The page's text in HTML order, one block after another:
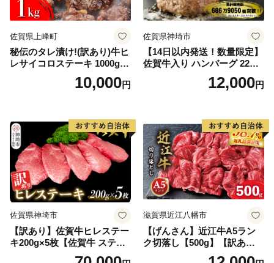
佐賀県上峰町
秘伝のタレ漬け!(訳あり)牛ヒ
レサイコロステーキ 1000g
10,000円
佐賀県神埼市
【14日以内発送！数量限定】
佐賀牛入り ハンバーグ 22個
2.6kg(120g×22個)【佐賀牛
黒毛和牛 ブランド牛 九州 ハ
気】(H083106)
12,000円
佐賀県神埼市
【訳あり】佐賀牛ヒレステー
キ200g×5枚【佐賀牛 ステー
キ ブランド肉 ヒレ肉 フィレ
滋賀県近江八幡市
【げんさん】近江牛A5ラン
ク切落し【500g】【訳あり】